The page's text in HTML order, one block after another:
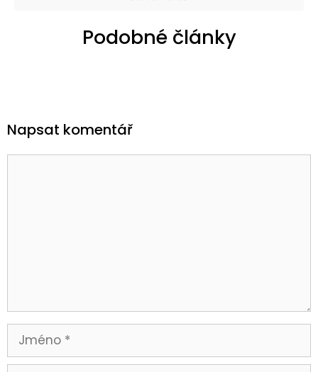
Podobné články
Napsat komentář